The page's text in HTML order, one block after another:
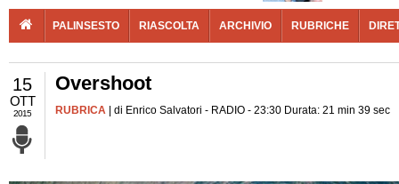
PALINSESTO RIASCOLTA ARCHIVIO RUBRICHE
15
OTT
2015
Overshoot
RUBRICA | di Enrico Salvatori - RADIO - 23:30 Durata: 21 min 39 sec